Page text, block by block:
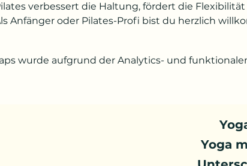
verbessert die Haltung, fördert die
Anfänger oder Pilates-Profi bist du herzlich
wurde aufgrund der Analytics- und
Yoga